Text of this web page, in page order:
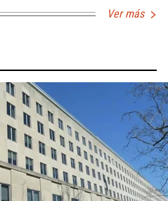
Ver más